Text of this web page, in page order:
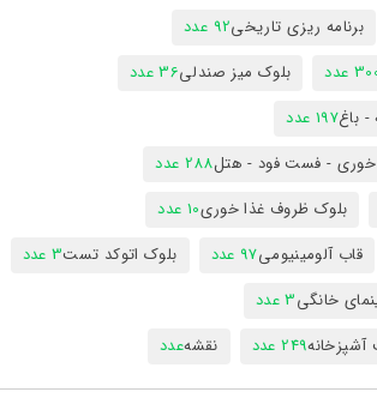
برنامه ریزی تاریخی92 عدد
عدد بلوک میز صندلی36 عدد
باغ197 عدد
خوری - فست فود - هتل288 عدد
بلوک ظروف غذا خوری10 عدد
قاب آلومینیومی97 عدد بلوک اتوکد تست3 عدد
خانگی3 عدد
249 عدد نقشهعدد